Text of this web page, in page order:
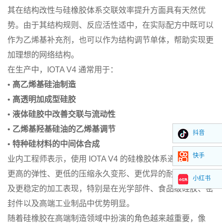
其在结构改性与硅橡胶体系交联效率提升方面具有天然优
势。由于其结构规则、反应活性适中，在实际配方中既可以
作为乙烯基补充剂，也可以作为结构调节单体，帮助实现更
加理想的网络结构。
在生产中，IOTA V4 通常用于：
• 高乙烯基硅油制造
• 高透明加成型硅胶
• 液体硅胶中改善交联与流动性
• 乙烯基羟基硅油的乙烯基调节
• 特种硅材料的中间体合成
业内工程师表示，使用 IOTA V4 的硅橡胶体系通常表现出
更高的弹性、更低的压缩永久变形、更优异的耐黄变性能以
及更稳定的加工表现，特别是在光学部件、食品级硅胶、密
封件以及高端工业制品中优势明显。
随着硅橡胶在高端制造领域中扮演的角色越来越重要，像
抖音
快手
小红书